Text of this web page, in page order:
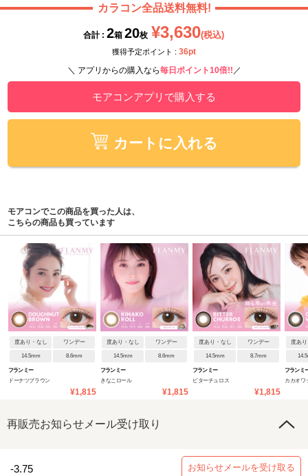
カラコン全品送料無料!
合計 : 2箱 20枚 ¥3,630(税込)
獲得予定ポイント : 36pt
＼ アプリからの購入なら毎日ポイント10倍!! ／
モアコンアプリで購入する
カートに入れる
モアコンでこの商品を買った人は、
こちらの商品も買っています
度あり・なし ワンデー
14.5mm 8.6mm
フランミー
ドーナツブラウン
¥1,815
度あり・なし ワンデー
14.5mm 8.6mm
フランミー
きなこロール
¥1,815
度あり・なし ワンデー
14.5mm 8.7mm
フランミー
ビターチュロス
¥1,815
度あ
フランミ
カカオワ
再販売お知らせメール受け取り
-3.75 お知らせメールを受け取る